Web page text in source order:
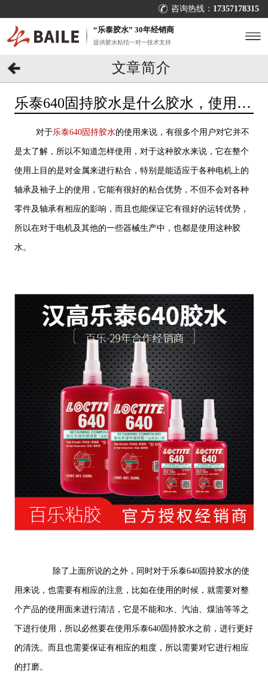
咨询热线： 17357178315
“乐泰胶水” 30年经销商
提供胶水粘结一对一技术支持
文章简介
乐泰640固持胶水是什么胶水，使用中
对于乐泰640固持胶水的使用来说，有很多个用户对它并不
是太了解，所以不知道怎样使用，对于这种胶水来说，它在整个
使用上目的是对金属来进行粘合，特别是能适应于各种电机上的
轴承及袖子上的使用，它能有很好的粘合优势，不但不会对各种
零件及轴承有相应的影响，而且也能保证它有很好的运转优势，
所以在对于电机及其他的一些器械生产中，也都是使用这种胶
水。
除了上面所说的之外，同时对于乐泰640固持胶水的使
用来说，也需要有相应的注意，比如在使用的时候，就需要对整
个产品的使用面来进行清洁，它是不能和水、汽油、煤油等等之
下进行使用，所以必然要在使用乐泰640固持胶水之前，进行更好
的清洗。而且也需要保证有相应的粗度，所以需要对它进行相应
的打磨。